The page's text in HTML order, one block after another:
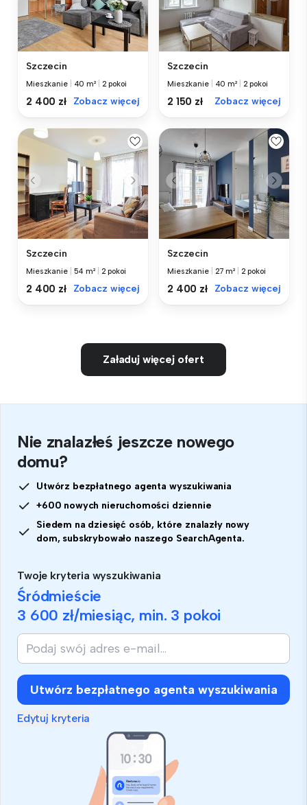
Szczecin
Mieszkanie 40 m² 2 pokoi
2 400 zł Zobacz więcej
Szczecin
Mieszkanie 40 m² 2 pokoi
2 150 zł Zobacz więcej
Szczecin
Mieszkanie 54 m² 2 pokoi
2 400 zł Zobacz więcej
Szczecin
Mieszkanie 27 m² 2 pokoi
2 400 zł Zobacz więcej
Załaduj więcej ofert
Nie znalazłeś jeszcze nowego
domu?
Utwórz bezpłatnego agenta wyszukiwania
+600 nowych nieruchomości dziennie
Siedem na dziesięć osób, które znalazły nowy
dom, subskrybowało naszego SearchAgenta.
Twoje kryteria wyszukiwania
Śródmieście
3 600 zł/miesiąc, min. 3 pokoi
Utwórz bezpłatnego agenta wyszukiwania
Edytuj kryteria